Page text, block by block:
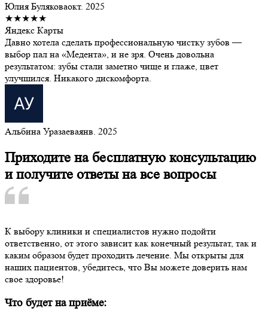
Юлия Буляковаокт. 2025
★★★★★
Яндекс Карты
Давно хотела сделать профессиональную чистку зубов —
выбор пал на «Медента», и не зря. Очень довольна
результатом: зубы стали заметно чище и глаже, цвет
улучшился. Никакого дискомфорта.
Альбина Уразаеваянв. 2025
Приходите на бесплатную консультацию
и получите ответы на все вопросы
К выбору клиники и специалистов нужно подойти
ответственно, от этого зависит как конечный результат, так и
каким образом будет проходить лечение. Мы открыты для
наших пациентов, убедитесь, что Вы можете доверить нам
свое здоровье!
Что будет на приёме: